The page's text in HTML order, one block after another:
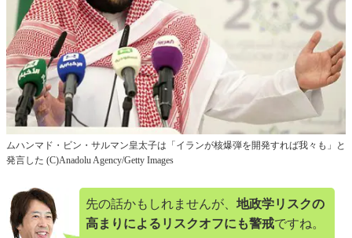
ムハンマド・ビン・サルマン皇太子は「イランが核爆弾を開発すれば我々も」と
発言した (C)Anadolu Agency/Getty Images
先の話かもしれませんが、 地政学リスクの
高まりによるリスクオフにも警戒ですね。